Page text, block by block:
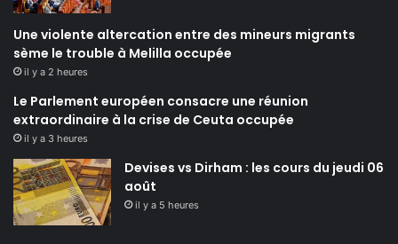
Une violente altercation entre des mineurs migrants
sème le trouble à Melilla occupée
il y a 2 heures
Le Parlement européen consacre une réunion
extraordinaire à la crise de Ceuta occupée
il y a 3 heures
Devises vs Dirham : les cours du jeudi 06
août
il y a 5 heures